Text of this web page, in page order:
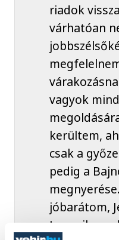
riadok
várhatóan
vagyok
kerültem,
csak a
pedig a
jóbarátom,
Lusnyikov,